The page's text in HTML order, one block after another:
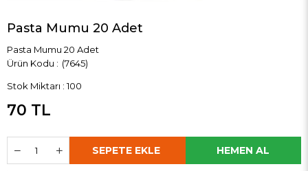
Pasta Mumu 20 Adet
Pasta Mumu 20 Adet
(7645)
Stok Miktarı : 100
70 TL